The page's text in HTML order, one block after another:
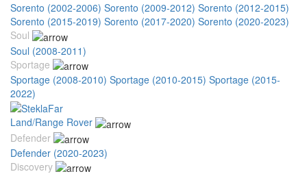
Sorento (2002-2006) Sorento (2009-2012) Sorento (2012-2015)
Sorento (2015-2019) Sorento (2017-2020) Sorento (2020-2023)
Soul
Soul (2008-2011)
Sportage
Sportage (2008-2010) Sportage (2010-2015) Sportage (2015-
2022)
Land/Range Rover
Defender
Defender (2020-2023)
Discovery